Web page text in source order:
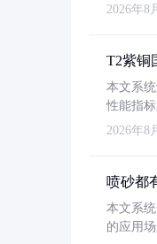
2026年8
T2紫铜
本文系
性能指
2026年8
喷砂都
本文系
的应用